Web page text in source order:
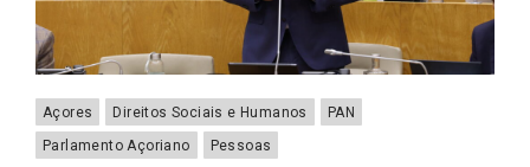
Açores Direitos Sociais e Humanos
PAN
Parlamento Açoriano
Pessoas